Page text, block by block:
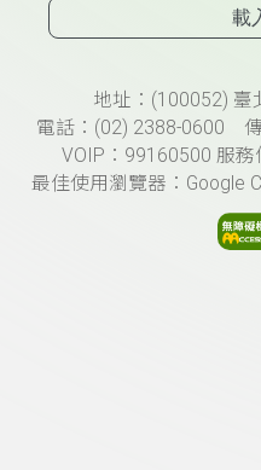
載
頁尾資訊地址：(100052) 臺
電話：(02) 2388-0600
VOIP：99160500 服務
最佳使用瀏覽器：Google